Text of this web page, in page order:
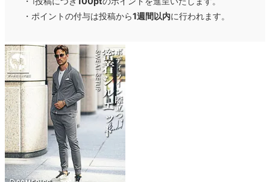
・ポイントの付与は投稿から1週間以内に行われます。